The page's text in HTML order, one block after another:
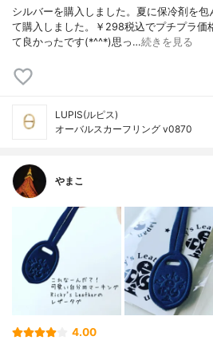
シルバーを購入しました。夏に保冷剤を包
て購入しました。￥298税込でプチプラ価
て良かったです(*^^*)思っ…続きを見る
LUPIS(ルピス)
オーバルスカーフリング v0870
やまこ
4.00